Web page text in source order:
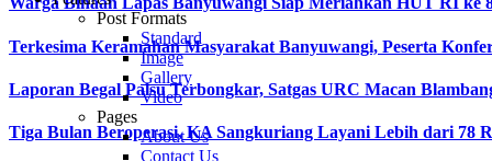
Terkesima Keramahan Masyarakat Banyuwangi, Peserta
Laporan Begal Palsu Terbongkar, Satgas URC Macan
Tiga Bulan Beroperasi, KA Sangkuriang Layani Lebih dari 78
Post Formats
Standard
Image
Gallery
Video
Pages
About Us
Contact Us